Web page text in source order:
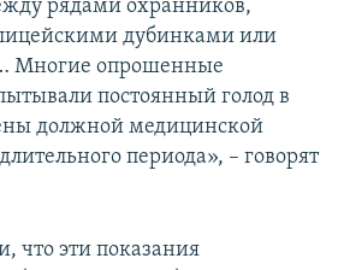
рядами охранников,
дубинками или
Многие опрошенные
постоянный голод в
должной медицинской
периода», – говорят
эти показания